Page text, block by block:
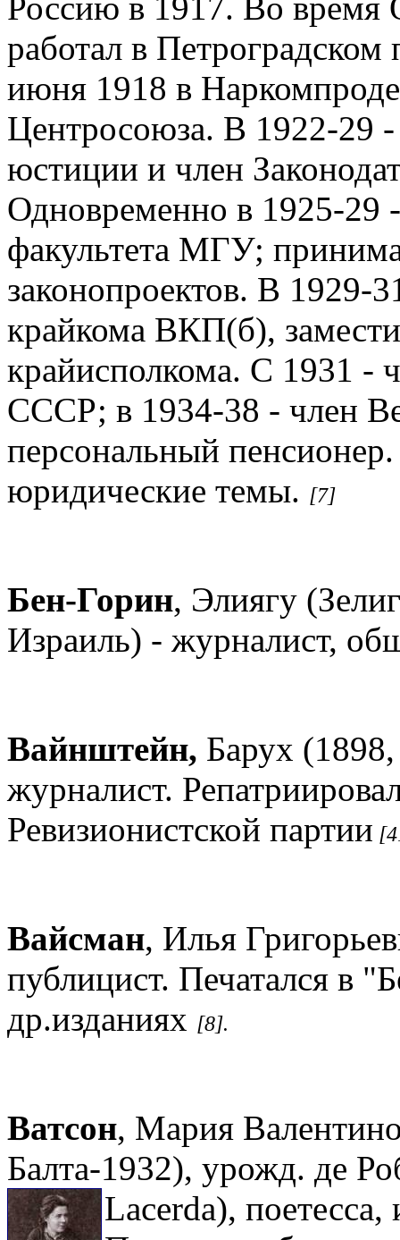
работал в Петроградском
июня 1918 в
Центросоюза. В 1922-29 -
юстиции и член
Одновременно в 1925-29
факультета МГУ;
законопроектов. В 1929-
крайкома ВКП(б),
крайисполкома. С 1931 -
СССР; в 1934-38 - член
персональный
юридические темы. [7]
Бен-Горин, Элиягу
Израиль) - журналист,
Вайнштейн, Барух
журналист.
Ревизионистской партии
Вайсман, Илья
публицист. Печатался в
др.изданиях [8].
Ватсон, Мария
Балта-1932), урожд. де
Lacerda),